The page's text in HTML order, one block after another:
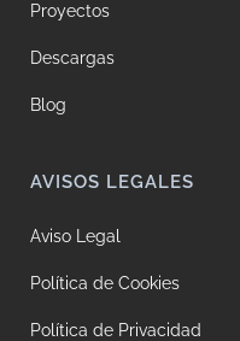
Proyectos
Descargas
Blog
AVISOS LEGALES
Aviso Legal
Política de Cookies
Política de Privacidad